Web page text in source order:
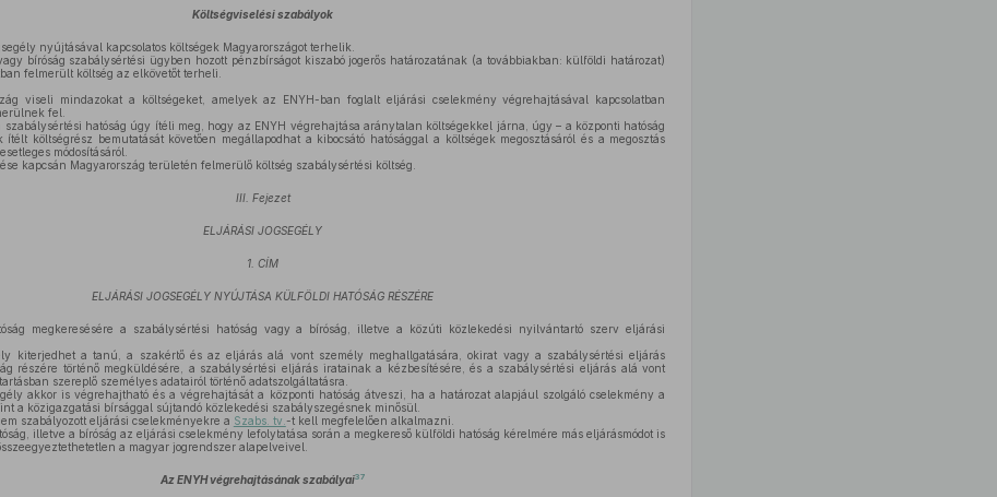
Költségviselési szabályok
nyújtásával kapcsolatos költségek Magyarországot terhelik.
bíróság szabálysértési ügyben hozott pénzbírságot kiszabó jogerős határozatának (a továbbiakban: külföldi határozat)
felmerült költség az elkövetőt terheli.
viseli mindazokat a költségeket, amelyek az ENYH-ban foglalt eljárási cselekmény végrehajtásával kapcsolatban
fel.
szabálysértési hatóság úgy ítéli meg, hogy az ENYH végrehajtása aránytalan költségekkel járna, úgy – a központi hatóság
költségrész bemutatását követően megállapodhat a kibocsátó hatósággal a költségek megosztásáról és a megosztás
módosításáról.
kapcsán Magyarország területén felmerülő költség szabálysértési költség.
III. Fejezet
ELJÁRÁSI JOGSEGÉLY
1. CÍM
ELJÁRÁSI JOGSEGÉLY NYÚJTÁSA KÜLFÖLDI HATÓSÁG RÉSZÉRE
megkeresésére a szabálysértési hatóság vagy a bíróság, illetve a közúti közlekedési nyilvántartó szerv eljárási
kiterjedhet a tanú, a szakértő és az eljárás alá vont személy meghallgatására, okirat vagy a szabálysértési eljárás
részére történő megküldésére, a szabálysértési eljárás iratainak a kézbesítésére, és a szabálysértési eljárás alá vont
szereplő személyes adatairól történő adatszolgáltatásra.
akkor is végrehajtható és a végrehajtását a központi hatóság átveszi, ha a határozat alapjául szolgáló cselekmény a
a közigazgatási bírsággal sújtandó közlekedési szabályszegésnek minősül.
szabályozott eljárási cselekményekre a Szabs. tv. -t kell megfelelően alkalmazni.
illetve a bíróság az eljárási cselekmény lefolytatása során a megkereső külföldi hatóság kérelmére más eljárásmódot is
a magyar jogrendszer alapelveivel.
Az ENYH végrehajtásának szabályai37